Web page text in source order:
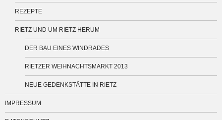
REZEPTE
RIETZ UND UM RIETZ HERUM
DER BAU EINES WINDRADES
RIETZER WEIHNACHTSMARKT 2013
NEUE GEDENKSTÄTTE IN RIETZ
IMPRESSUM